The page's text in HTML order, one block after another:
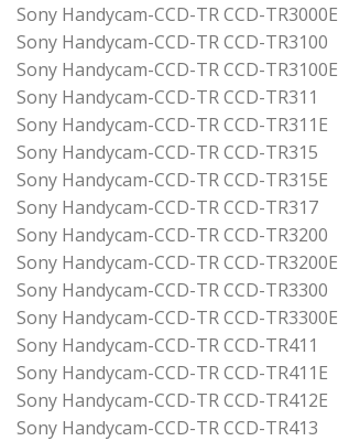
Sony Handycam-CCD-TR CCD-TR3000E
Sony Handycam-CCD-TR CCD-TR3100
Sony Handycam-CCD-TR CCD-TR3100E
Sony Handycam-CCD-TR CCD-TR311
Sony Handycam-CCD-TR CCD-TR311E
Sony Handycam-CCD-TR CCD-TR315
Sony Handycam-CCD-TR CCD-TR315E
Sony Handycam-CCD-TR CCD-TR317
Sony Handycam-CCD-TR CCD-TR3200
Sony Handycam-CCD-TR CCD-TR3200E
Sony Handycam-CCD-TR CCD-TR3300
Sony Handycam-CCD-TR CCD-TR3300E
Sony Handycam-CCD-TR CCD-TR411
Sony Handycam-CCD-TR CCD-TR411E
Sony Handycam-CCD-TR CCD-TR412E
Sony Handycam-CCD-TR CCD-TR413